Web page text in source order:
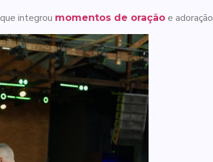
integrou momentos de oração e